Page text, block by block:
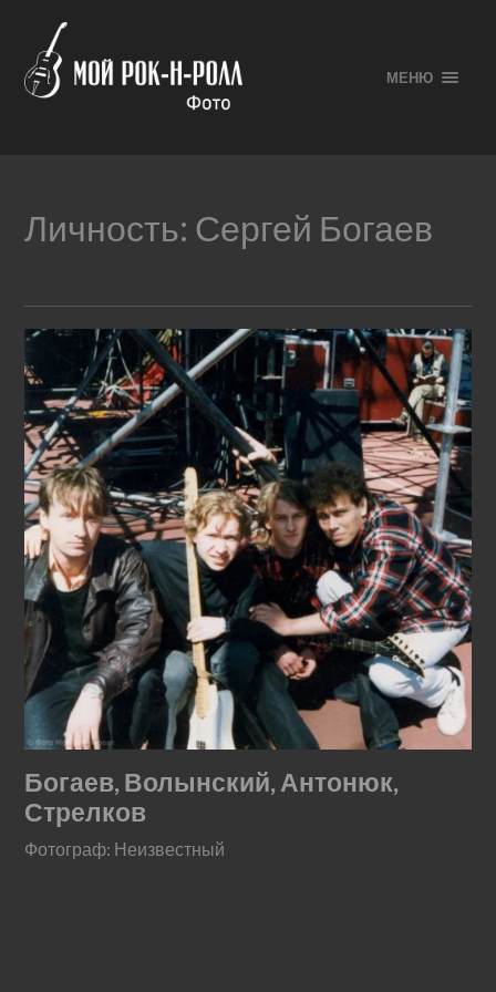
МЕНЮ
Личность: Сергей Богаев
Богаев, Волынский, Антонюк,
Стрелков
Фотограф: Неизвестный